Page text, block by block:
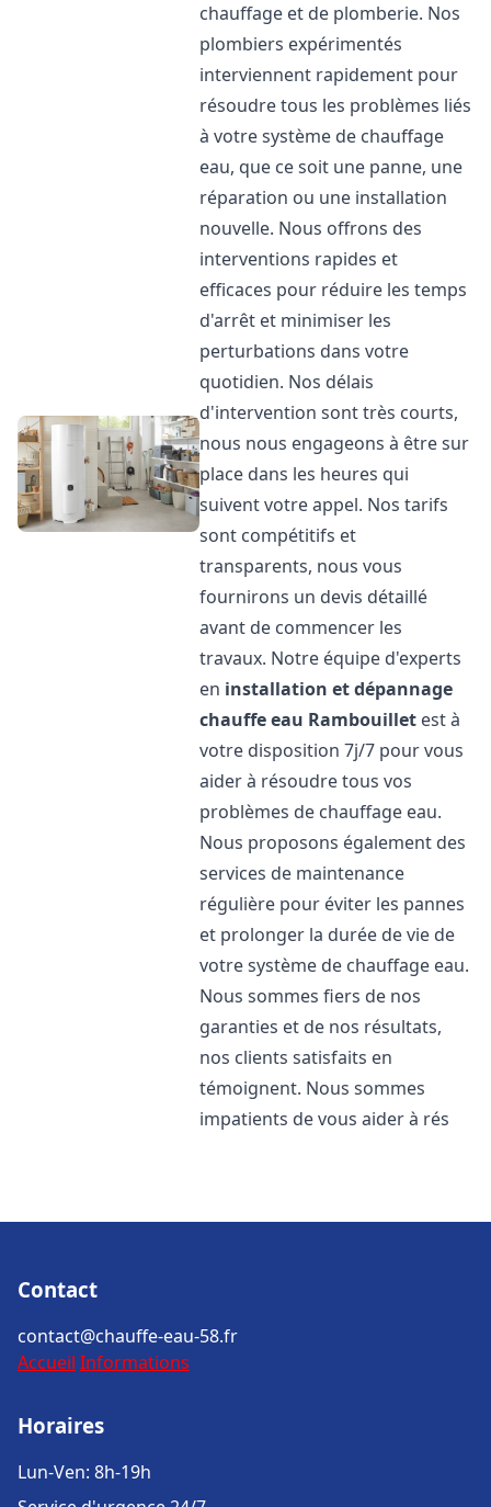
chauffage et de plomberie. Nos
plombiers expérimentés
interviennent rapidement pour
résoudre tous les problèmes liés
à votre système de chauffage
eau, que ce soit une panne, une
réparation ou une installation
nouvelle. Nous offrons des
interventions rapides et
efficaces pour réduire les temps
d'arrêt et minimiser les
perturbations dans votre
quotidien. Nos délais
d'intervention sont très courts,
nous nous engageons à être sur
place dans les heures qui
suivent votre appel. Nos tarifs
sont compétitifs et
transparents, nous vous
fournirons un devis détaillé
avant de commencer les
travaux. Notre équipe d'experts
en installation et dépannage
chauffe eau Rambouillet est à
votre disposition 7j/7 pour vous
aider à résoudre tous vos
problèmes de chauffage eau.
Nous proposons également des
services de maintenance
régulière pour éviter les pannes
et prolonger la durée de vie de
votre système de chauffage eau.
Nous sommes fiers de nos
garanties et de nos résultats,
nos clients satisfaits en
témoignent. Nous sommes
impatients de vous aider à rés
Contact
contact@chauffe-eau-58.fr
Accueil Informations
Horaires
Lun-Ven: 8h-19h